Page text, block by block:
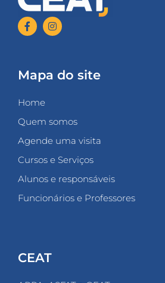
Mapa do site
Home
Quem somos
Agende uma visita
Cursos e Serviços
Alunos e responsáveis
Funcionários e Professores
CEAT